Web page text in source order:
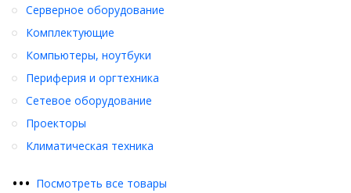
Серверное оборудование
Комплектующие
Компьютеры, ноутбуки
Периферия и оргтехника
Сетевое оборудование
Проекторы
Климатическая техника
••• Посмотреть все товары